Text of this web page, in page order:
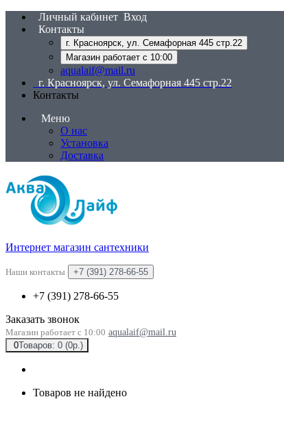
Личный кабинет Вход
Контакты
г. Красноярск, ул. Семафорная 445 стр.22
Магазин работает с 10:00
aqualaif@mail.ru
г. Красноярск, ул. Семафорная 445 стр.22
Контакты
Меню
О нас
Установка
Доставка
Интернет магазин сантехники
Наши контакты +7 (391) 278-66-55
+7 (391) 278-66-55
Заказать звонок
Магазин работает с 10:00 aqualaif@mail.ru
0Товаров: 0 (0р.)
Товаров не найдено